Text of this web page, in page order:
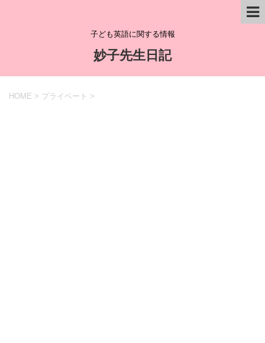
子ども英語に関する情報
妙子先生日記
HOME > プライベート >